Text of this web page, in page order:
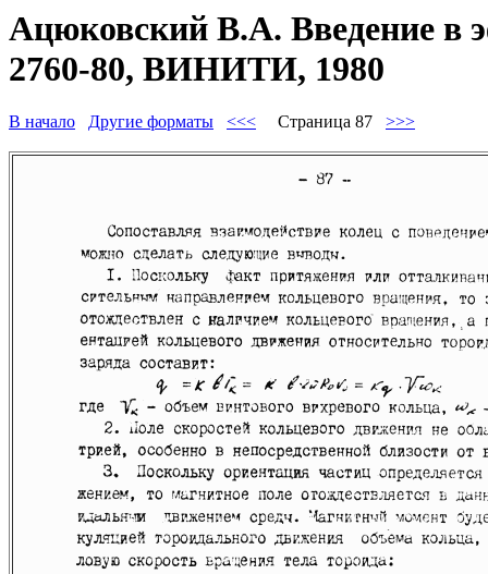
Ацюковский В.А. Введение в
2760-80, ВИНИТИ, 1980
В начало Другие форматы <<< Страница 87 >>>